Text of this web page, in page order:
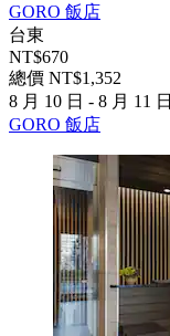
GORO 飯店
台東
NT$670
總價 NT$1,352
8 月 10 日 - 8 月 11 日
GORO 飯店